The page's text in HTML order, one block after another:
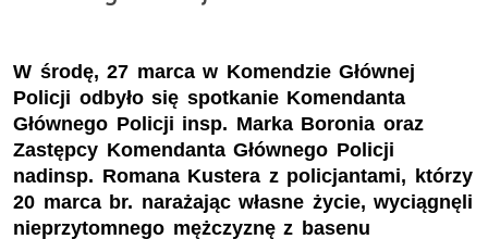
W środę, 27 marca w Komendzie Głównej
Policji odbyło się spotkanie Komendanta
Głównego Policji insp. Marka Boronia oraz
Zastępcy Komendanta Głównego Policji
nadinsp. Romana Kustera z policjantami, którzy
20 marca br. narażając własne życie, wyciągnęli
nieprzytomnego mężczyznę z basenu